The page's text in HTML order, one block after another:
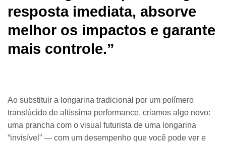
resposta imediata, absorve
melhor os impactos e garante
mais controle.”
Ao substituir a longarina tradicional por um polímero
translúcido de altíssima performance, criamos algo novo:
uma prancha com o visual futurista de uma longarina
“invisível” — com um desempenho que você pode ver e